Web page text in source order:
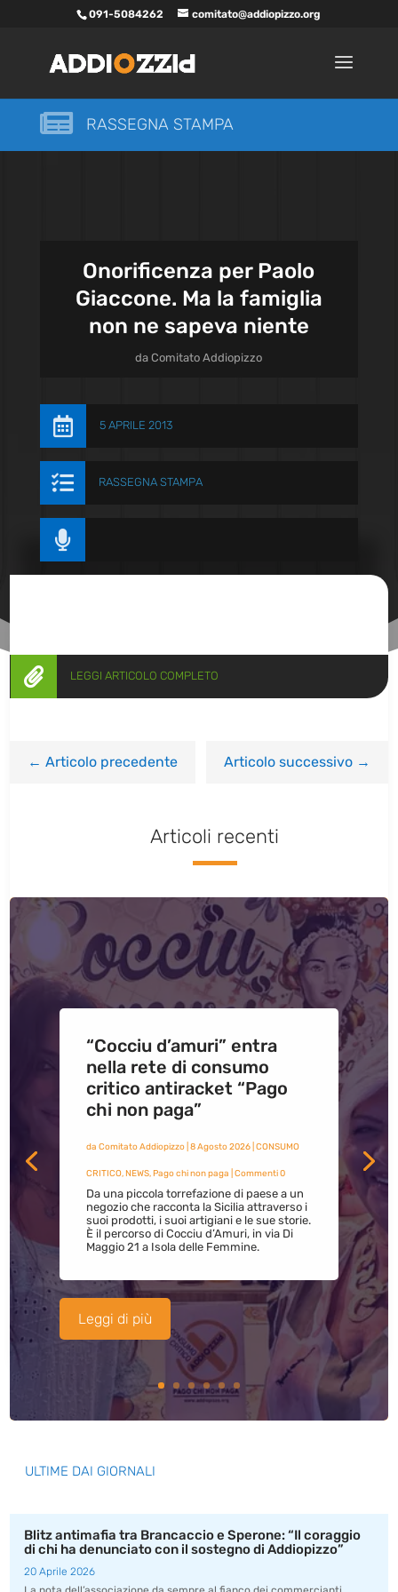
091-5084262 comitato@addiopizzo.org
 RASSEGNA STAMPA
Onorificenza per Paolo
Giaccone. Ma la famiglia
non ne sapeva niente
daComitato Addiopizzo
 5 APRILE 2013
 RASSEGNA STAMPA

 LEGGI ARTICOLO COMPLETO
←Articolo precedente Articolo successivo→
Articoli recenti
“Cocciu d’amuri” entra
nella rete di consumo
critico antiracket “Pago
chi non paga”
da Comitato Addiopizzo| 8 Agosto 2026| CONSUMO
CRITICO,NEWS,Pago chi non paga | Commenti 0
Da una piccola torrefazione di paese a un
negozio che racconta la Sicilia attraverso i
suoi prodotti, i suoi artigiani e le sue storie.
È il percorso di Cocciu d’Amuri, in via Di
Maggio 21 a Isola delle Femmine.
Leggi di più
ULTIME DAI GIORNALI
Blitz antimafia tra Brancaccio e Sperone: “Il coraggio
di chi ha denunciato con il sostegno di Addiopizzo”
20 Aprile 2026